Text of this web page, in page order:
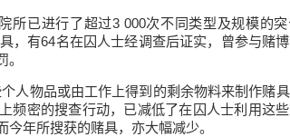
已进行了超过3 000次不同类型及规模的
，有64名在囚人士经调查后证实，曾参与赌
人物品或由工作上得到的剩余物料来制作赌
频密的搜查行动，已减低了在囚人士利用这
年所搜获的赌具，亦大幅减少。